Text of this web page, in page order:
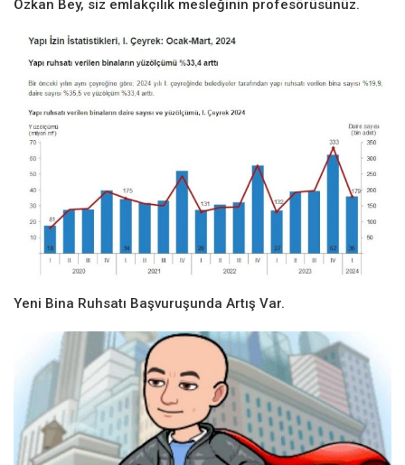
Özkan Bey, siz emlakçılık mesleğinin profesörüsünüz.
Yeni Bina Ruhsatı Başvuruşunda Artış Var.